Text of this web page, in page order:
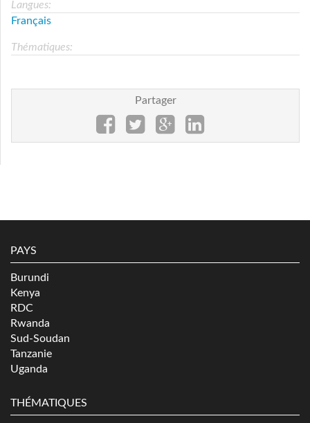
Langues:
Français
Thématiques:
Partager
PAYS
Burundi
Kenya
RDC
Rwanda
Sud-Soudan
Tanzanie
Uganda
THÉMATIQUES